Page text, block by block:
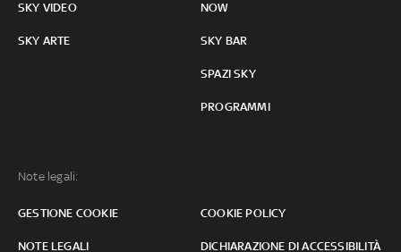
SKY VIDEO
SKY ARTE
NOW
SKY BAR
SPAZI SKY
PROGRAMMI
Note legali:
GESTIONE COOKIE COOKIE POLICY
NOTE LEGALI DICHIARAZIONE DI ACCESSIBILITÀ